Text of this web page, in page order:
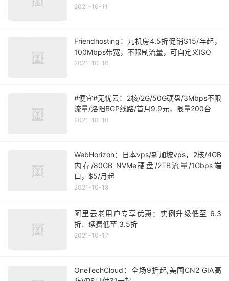
2021-10-11
Friendhosting：九机房4.5折促销$15/年起，
100Mbps带宽，不限制流量，可自定义ISO
2021-10-10
#便宜#无忧云：2核/2G/50G硬盘/3Mbps不限
流量/洛阳BGP线路/首月9.9元，限量200台
2021-10-10
WebHorizon：日本vps/新加坡vps，2核/4GB
内存/80GB NVMe硬盘/2TB流量/1Gbps端
口，$5/月起
2021-10-18
阿里云老用户专享优惠：实例升级低至 6.3
折、续费低至 3.5折
2021-10-17
OneTechCloud：全场9折起,美国CN2 GIA高